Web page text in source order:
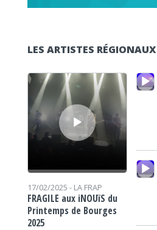
LES ARTISTES RÉGIONAUX
Lecteur audio
17/02/2025 - LA FRAP
FRAGILE aux iNOUïS du
Printemps de Bourges
2025
Lecteur audio
Lecteur audio